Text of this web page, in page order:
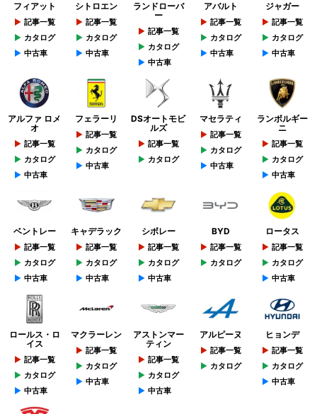
フィアット
記事一覧
カタログ
中古車
シトロエン
記事一覧
カタログ
中古車
ランドローバ
ー
記事一覧
カタログ
中古車
アバルト
記事一覧
カタログ
中古車
ジャガー
記事一覧
カタログ
中古車
アルファ ロメ
オ
記事一覧
カタログ
中古車
フェラーリ
記事一覧
カタログ
中古車
DSオートモビ
ルズ
記事一覧
カタログ
マセラティ
記事一覧
カタログ
中古車
ランボルギー
ニ
記事一覧
カタログ
中古車
ベントレー
記事一覧
カタログ
中古車
キャデラック
記事一覧
カタログ
中古車
シボレー
記事一覧
カタログ
中古車
BYD
記事一覧
カタログ
ロータス
記事一覧
カタログ
中古車
ロールス・ロ
イス
記事一覧
カタログ
中古車
マクラーレン
記事一覧
カタログ
中古車
アストンマー
ティン
記事一覧
カタログ
中古車
アルピーヌ
記事一覧
カタログ
ヒョンデ
記事一覧
カタログ
中古車